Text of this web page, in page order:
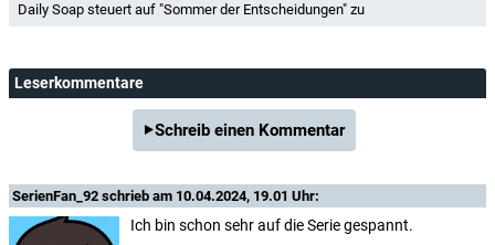
Daily Soap steuert auf "Sommer der Entscheidungen" zu
Leserkommentare
Schreib einen Kommentar
SerienFan_92 schrieb am 10.04.2024, 19.01 Uhr:
Ich bin schon sehr auf die Serie gespannt.